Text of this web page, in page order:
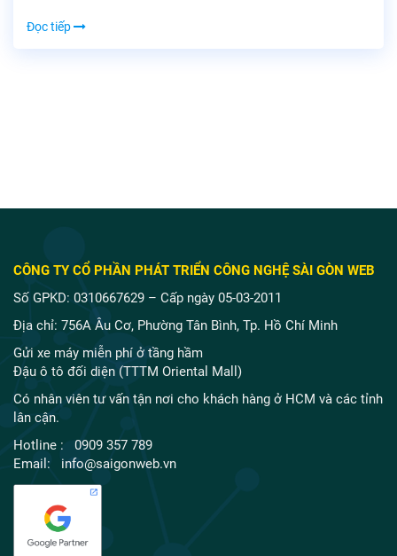
Đọc tiếp
CÔNG TY CỔ PHẦN PHÁT TRIỂN CÔNG NGHỆ SÀI GÒN WEB
Số GPKD: 0310667629 – Cấp ngày 05-03-2011
Địa chỉ: 756A Âu Cơ, Phường Tân Bình, Tp. Hồ Chí Minh
Gửi xe máy miễn phí ở tầng hầm
Đậu ô tô đối diện (TTTM Oriental Mall)
Có nhân viên tư vấn tận nơi cho khách hàng ở HCM và các tỉnh
lân cận.
Hotline : 0909 357 789
Email: info@saigonweb.vn